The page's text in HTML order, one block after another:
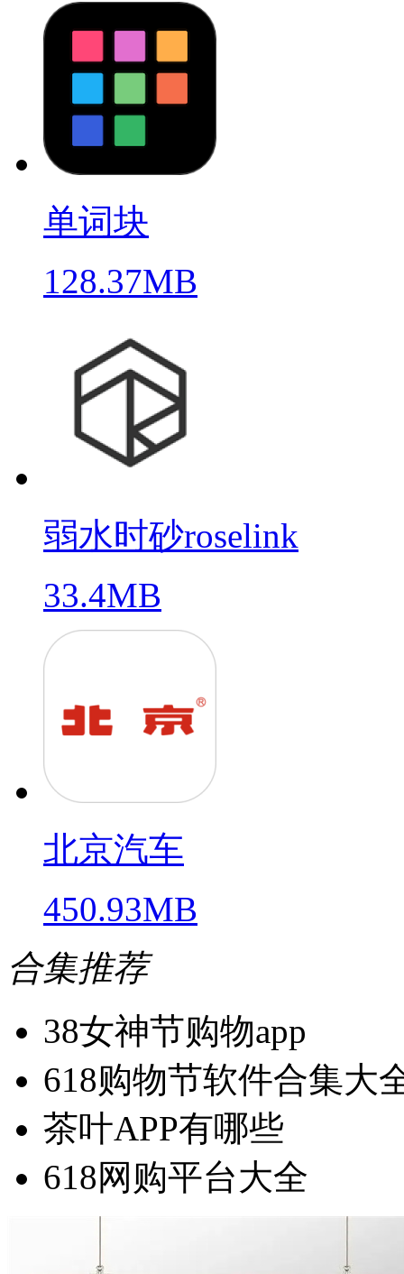
单词块
128.37MB
弱水时砂roselink
33.4MB
北京汽车
450.93MB
合集推荐
38女神节购物app
618购物节软件合集大
茶叶APP有哪些
618网购平台大全